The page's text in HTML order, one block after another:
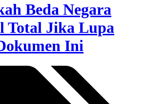
Beda Negara
Total Jika Lupa
Ini